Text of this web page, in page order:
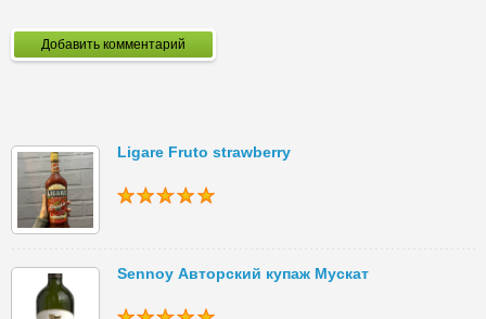
Добавить комментарий
Ligare Fruto strawberry
Sennoy Авторский купаж Мускат